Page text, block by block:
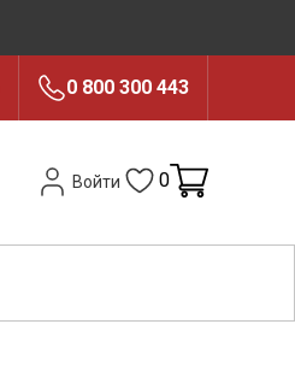
0 800 300 443
Войти 0